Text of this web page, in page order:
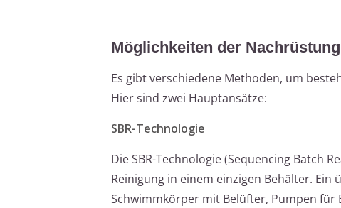
Möglichkeiten der Nachrüstung
Es gibt verschiedene Methoden, um
Hier sind zwei Hauptansätze:
SBR-Technologie
Die SBR-Technologie (Sequencing Batch
Reinigung in einem einzigen Behälter.
Schwimmkörper mit Belüfter, Pumpen für